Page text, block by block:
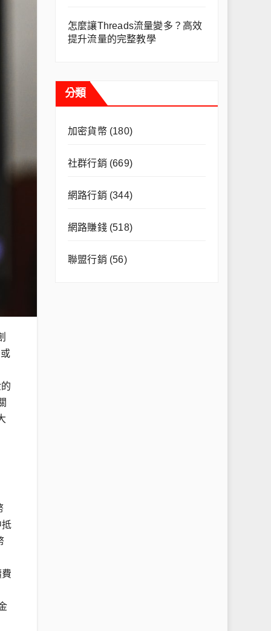
抵
怎麼讓Threads流量變多？高效
提升流量的完整教學
分類
加密貨幣(180)
社群行銷 (669)
網路行銷 (344)
網路賺錢(518)
聯盟行銷 (56)